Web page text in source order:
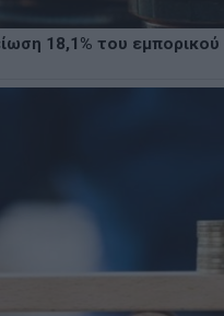
18,1% του εμπορικού